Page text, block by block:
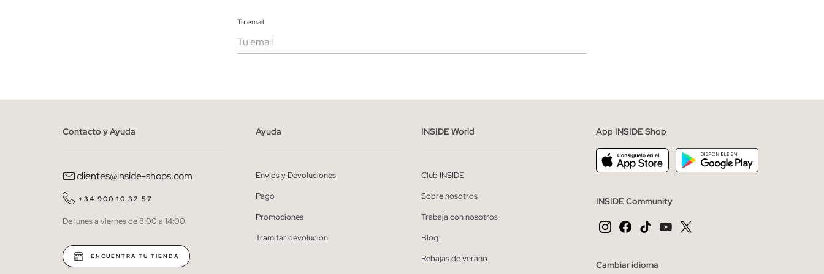
Tu email
* Puedes cancelar la suscripción en cualquier momento.
Contacto y Ayuda
clientes@inside-shops.com
+34 900 10 32 57
De lunes a viernes de 8:00 a 14:00.
ENCUENTRA TU TIENDA
Ayuda
Envíos y Devoluciones
Pago
Promociones
Tramitar devolución
INSIDE World
Club INSIDE
Sobre nosotros
Trabaja con nosotros
Blog
Rebajas de verano
App INSIDE Shop
INSIDE Community
Cambiar idioma